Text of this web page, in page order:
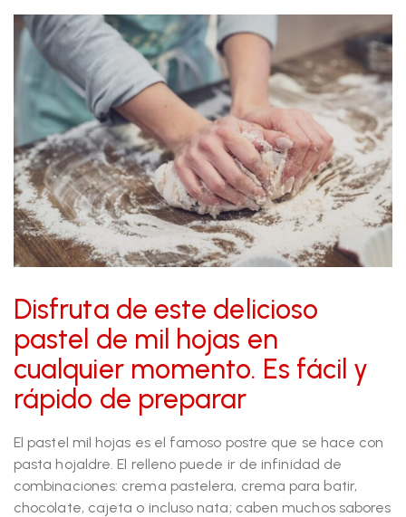
Disfruta de este delicioso
pastel de mil hojas en
cualquier momento. Es fácil y
rápido de preparar
El pastel mil hojas es el famoso postre que se hace con
pasta hojaldre. El relleno puede ir de infinidad de
combinaciones: crema pastelera, crema para batir,
chocolate, cajeta o incluso nata; caben muchos sabores